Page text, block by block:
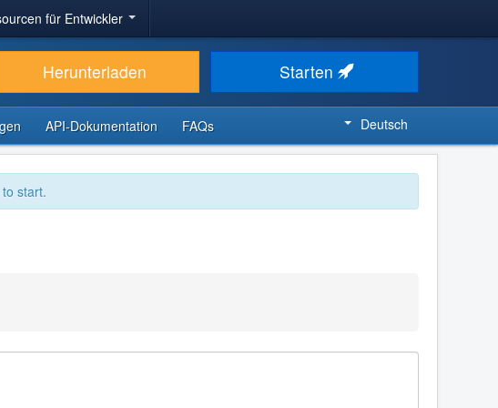
für Entwickler
Herunterladen Starten
API-Dokumentation FAQs Deutsch
to start.